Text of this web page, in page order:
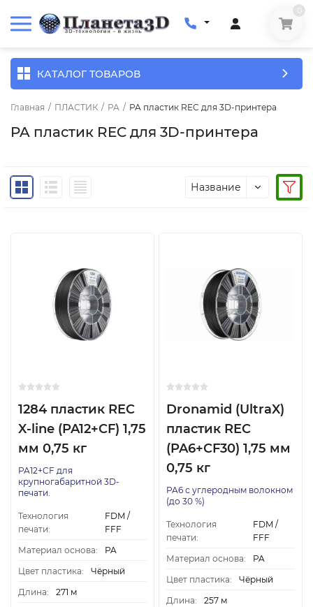
КАТАЛОГ ТОВАРОВ
Главная / ПЛАСТИК / PA / PA пластик REC для 3D-принтера
PA пластик REC для 3D-принтера
Название
1284 пластик REC
X-line (PA12+CF) 1,75
мм 0,75 кг
PA12+CF для
крупногабаритной 3D-
печати.
Технология
печати:
FDM /
FFF
Материал основа:
PA
Цвет пластика:
Чёрный
Длина:
271 м
Dronamid (UltraX)
пластик REC
(PA6+CF30) 1,75 мм
0,75 кг
PA6 с углеродным волокном
(до 30 %)
Технология
печати:
FDM /
FFF
Материал основа:
PA
Цвет пластика:
Чёрный
Длина:
257 м